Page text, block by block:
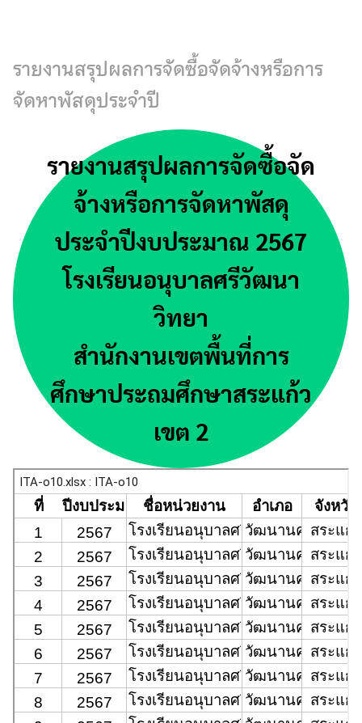
รายงานสรุปผลการจัดซื้อจัดจ้างหรือการ
จัดหาพัสดุประจำปี
รายงานสรุปผลการจัดซื้อจัด
จ้างหรือการจัดหาพัสดุ
ประจำปีงบประมาณ 2567
โรงเรียนอนุบาลศรีวัฒนา
วิทยา
สำนักงานเขตพื้นที่การ
ศึกษาประถมศึกษาสระแก้ว
เขต 2